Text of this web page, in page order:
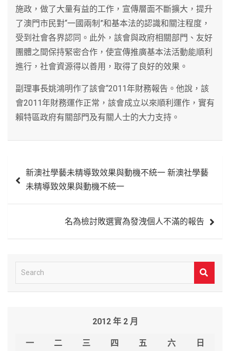
施政，做了大量有益的工作，宣傳層面不斷擴大，提升
了澳門市民對“一國兩制”和基本法的認識和關注程度，
受到社會各界認同。此外，該會與政府相關部門、友好
團體之間保持緊密合作，使宣傳推廣基本法活動能順利
進行，社會資源得以善用，取得了良好的效果。
副理事長姚鴻明作了該會“2011年財務報告。他說，該
會2011年財務運作正常，該會成立以來順利運作，實有
賴特區政府有關部門及有關人士的大力支持。
章 新澳社學藝未精導致效果與動機不統一 新澳社學藝
未精導致效果與動機不統一
名為檢討敗選實為發洩個人不滿的報告
e
2012 年 2 月
一 二 三 四 五 六
日